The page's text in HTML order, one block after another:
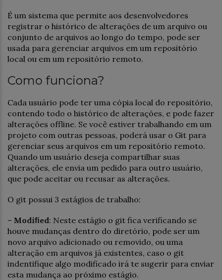
É um sistema que permite aos desenvolvedores
registrar o histórico de alterações de um arquivo ou
conjunto de arquivos ao longo do tempo, pode ser
usada para gerenciar arquivos em um repositório
local ou em um repositório remoto.
Como funciona?
Cada usuário pode ter uma cópia local do repositório,
contendo todo o histórico de alterações, e pode fazer
alterações offline. Se você estiver trabalhando em um
projeto com outras pessoas, poderá usar o Git para
gerenciar seus arquivos em um repositório remoto.
Quando um usuário deseja compartilhar suas
alterações, ele envia um pedido para outro usuário,
que pode aceitar ou recusar as alterações.
O git possui 3 estágios de trabalho:
– Modiﬁed: Neste estágio o git fica verificando se
houve mudanças dentro do diretório, pode ser um
novo arquivo adicionado ou removido, ou uma
alteração em arquivos já existentes, caso o git
indentifique algo modificado irá te sugerir para enviar
esta mudança ao próximo estágio.